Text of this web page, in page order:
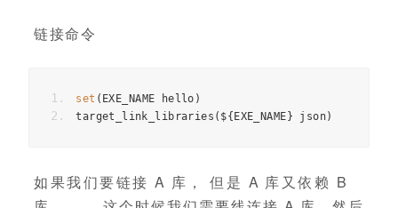
链接命令
set ( EXE_NAME hello )
target_link_libraries ( ${ EXE_NAME } json)
如果我们要链接 A 库， 但是 A 库又依赖 B